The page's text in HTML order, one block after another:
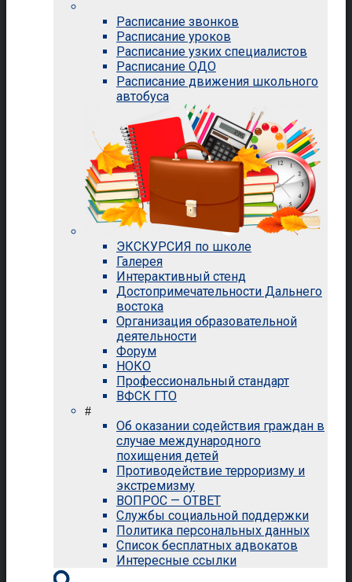
Расписание звонков
Расписание уроков
Расписание узких специалистов
Расписание ОДО
Расписание движения школьного
автобуса
ЭКСКУРСИЯ по школе
Галерея
Интерактивный стенд
Достопримечательности Дальнего
востока
Организация образовательной
деятельности
Форум
НОКО
Профессиональный стандарт
ВФСК ГТО
#
Об оказании содействия граждан в
случае международного
похищения детей
Противодействие терроризму и
экстремизму
ВОПРОС — ОТВЕТ
Службы социальной поддержки
Политика персональных данных
Список бесплатных адвокатов
Интересные ссылки